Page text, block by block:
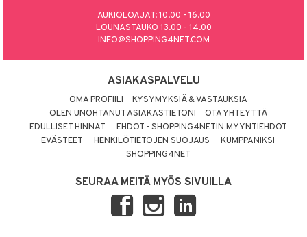
AUKIOLOAJAT: 10.00 - 16.00
LOUNASTAUKO 13.00 - 14.00
INFO@SHOPPING4NET.COM
ASIAKASPALVELU
OMA PROFIILI
KYSYMYKSIÄ & VASTAUKSIA
OLEN UNOHTANUT ASIAKASTIETONI
OTA YHTEYTTÄ
EDULLISET HINNAT
EHDOT - SHOPPING4NETIN MYYNTIEHDOT
EVÄSTEET
HENKILÖTIETOJEN SUOJAUS
KUMPPANIKSI
SHOPPING4NET
SEURAA MEITÄ MYÖS SIVUILLA